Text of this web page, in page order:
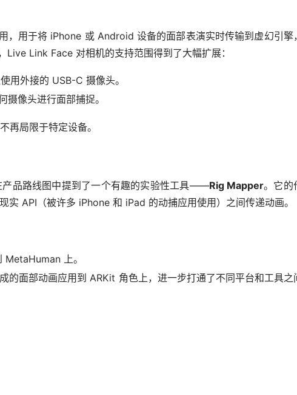
，用于将 iPhone 或 Android 设备的面部表演实时传输到虚幻引擎
Link Face 对相机的支持范围得到了大幅扩展：
用外接的 USB-C 摄像头。
像头进行面部捕捉。
再局限于特定设备。
产品路线图中提到了一个有趣的实验性工具——Rig Mapper。它的
API（被许多 iPhone 和 iPad 的动捕应用使用）之间传递动画。
上。
面部动画应用到 ARKit 角色上，进一步打通了不同平台和工具之